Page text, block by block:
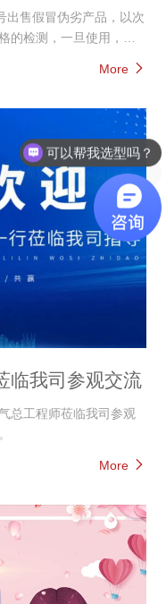
出售假冒伪劣产品，以次
的检测，一旦使用，后
More
临我司参观交流
总工程师莅临我司参观
More
可以帮我选型吗？
咨询定制/投标项目或系统集成方案？